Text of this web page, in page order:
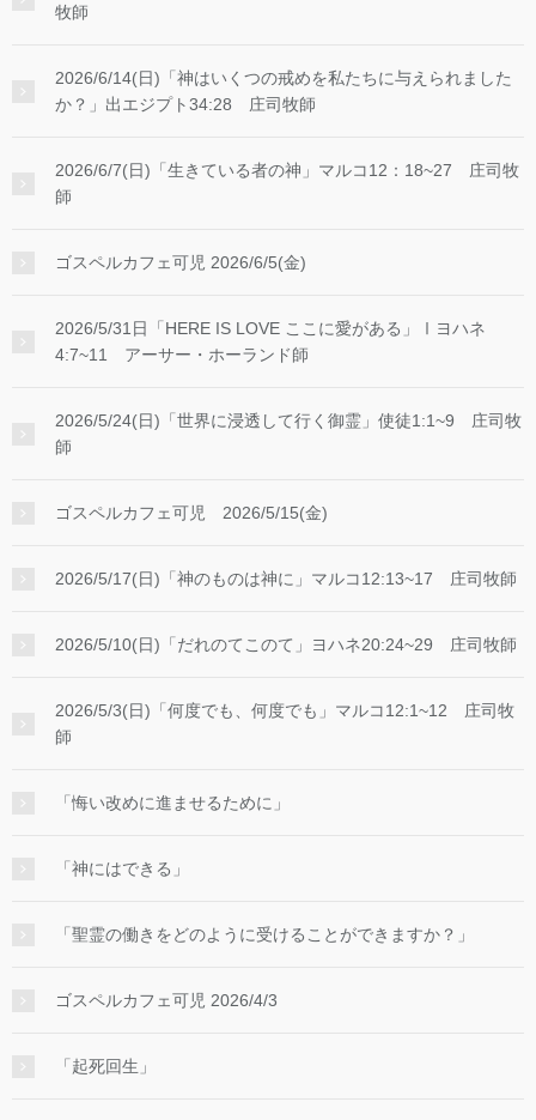
牧師
2026/6/14(日)「神はいくつの戒めを私たちに与えられました
か？」出エジプト34:28 庄司牧師
2026/6/7(日)「生きている者の神」マルコ12：18~27 庄司牧
師
ゴスペルカフェ可児 2026/6/5(金)
2026/5/31日「HERE IS LOVE ここに愛がある」Ⅰヨハネ
4:7~11 アーサー・ホーランド師
2026/5/24(日)「世界に浸透して行く御霊」使徒1:1~9 庄司牧
師
ゴスペルカフェ可児 2026/5/15(金)
2026/5/17(日)「神のものは神に」マルコ12:13~17 庄司牧師
2026/5/10(日)「だれのてこのて」ヨハネ20:24~29 庄司牧師
2026/5/3(日)「何度でも、何度でも」マルコ12:1~12 庄司牧
師
「悔い改めに進ませるために」
「神にはできる」
「聖霊の働きをどのように受けることができますか？」
ゴスペルカフェ可児 2026/4/3
「起死回生」